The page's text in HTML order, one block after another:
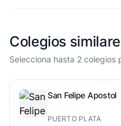
Colegios
Selecciona hasta 2 colegios
San Felipe Apostol
PUERTO PLATA